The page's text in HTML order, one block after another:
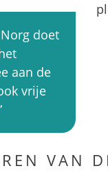
doet
aan de
vrije
VAN